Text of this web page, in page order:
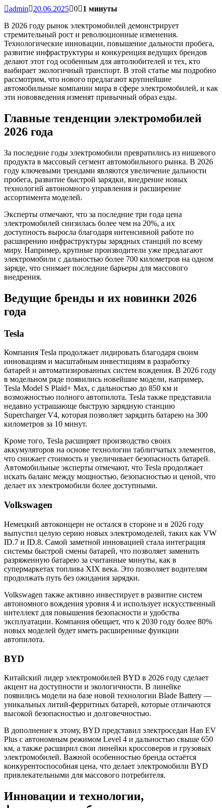
admin 20.06.2025 0
1 минуты
В 2026 году рынок электромобилей демонстрирует
стремительный рост и революционные изменения.
Технологические инновации, повышение дальности пробега,
развитие инфраструктуры и конкуренция ведущих брендов
делают этот год особенным для автолюбителей и тех, кто
выбирает экологичный транспорт. В этой статье мы подробно
рассмотрим, что нового предлагают крупнейшие
автомобильные компании мира в сфере электромобилей, и как
эти нововведения изменят привычный образ езды.
Главные тенденции электромобилей
2026 года
За последние годы электромобили превратились из нишевого
продукта в массовый сегмент автомобильного рынка. В 2026
году ключевыми трендами являются увеличение дальности
пробега, развитие быстрой зарядки, внедрение новых
технологий автономного управления и расширение
ассортимента моделей.
Эксперты отмечают, что за последние три года цена
электромобилей снизилась более чем на 20%, а их
доступность выросла благодаря интенсивной работе по
расширению инфраструктуры зарядных станций по всему
миру. Например, крупные производители уже предлагают
электромобили с дальностью более 700 километров на одном
заряде, что снимает последние барьеры для массового
внедрения.
Ведущие бренды и их новинки 2026
года
Tesla
Компания Tesla продолжает лидировать благодаря своим
инновациям и масштабным инвестициям в разработку
батарей и автоматизированных систем вождения. В 2026 году
в модельном ряде появились новейшие модели, например,
Tesla Model S Plaid+ Max, с дальностью до 850 км и
возможностью полного автопилота. Tesla также представила
недавно устрашающе быструю зарядную станцию
Supercharger V4, которая позволяет зарядить батарею на 300
километров за 10 минут.
Кроме того, Tesla расширяет производство своих
аккумуляторов на основе технологии таблитчатых элементов,
что снижает стоимость и увеличивает безопасность батарей.
Автомобильные эксперты отмечают, что Tesla продолжает
искать баланс между мощностью, безопасностью и ценой, что
делает их электромобили более доступными.
Volkswagen
Немецкий автоконцерн не остался в стороне и в 2026 году
выпустил целую серию новых электромоделей, таких как VW
ID.7 и ID.8. Самой заметной инновацией стала интеграция
системы быстрой смены батарей, что позволяет заменить
разряженную батарею за считанные минуты, как в
супермаркетах топлива XIX века. Это позволяет водителям
продолжать путь без ожидания зарядки.
Volkswagen также активно инвестирует в развитие систем
автономного вождения уровня 4 и использует искусственный
интеллект для повышения безопасности и удобства
эксплуатации. Компания обещает, что к 2030 году более 80%
новых моделей будет иметь расширенные функции
автопилота.
BYD
Китайский лидер электромобилей BYD в 2026 году сделает
акцент на доступности и экологичности. В линейке
появились модели на базе новой технологии Blade Battery —
уникальных литий-ферритных батарей, которые отличаются
высокой безопасностью и долговечностью.
В дополнение к этому, BYD представил электроседан Han EV
Plus с автономным режимом Level 4 и дальностью свыше 650
км, а также расширил свои линейки кроссоверов и грузовых
электромобилей. Важной особенностью бренда остаётся
конкурентоспособная цена, что делает электромобили BYD
привлекательными для массового потребителя.
Инновации и технологии,